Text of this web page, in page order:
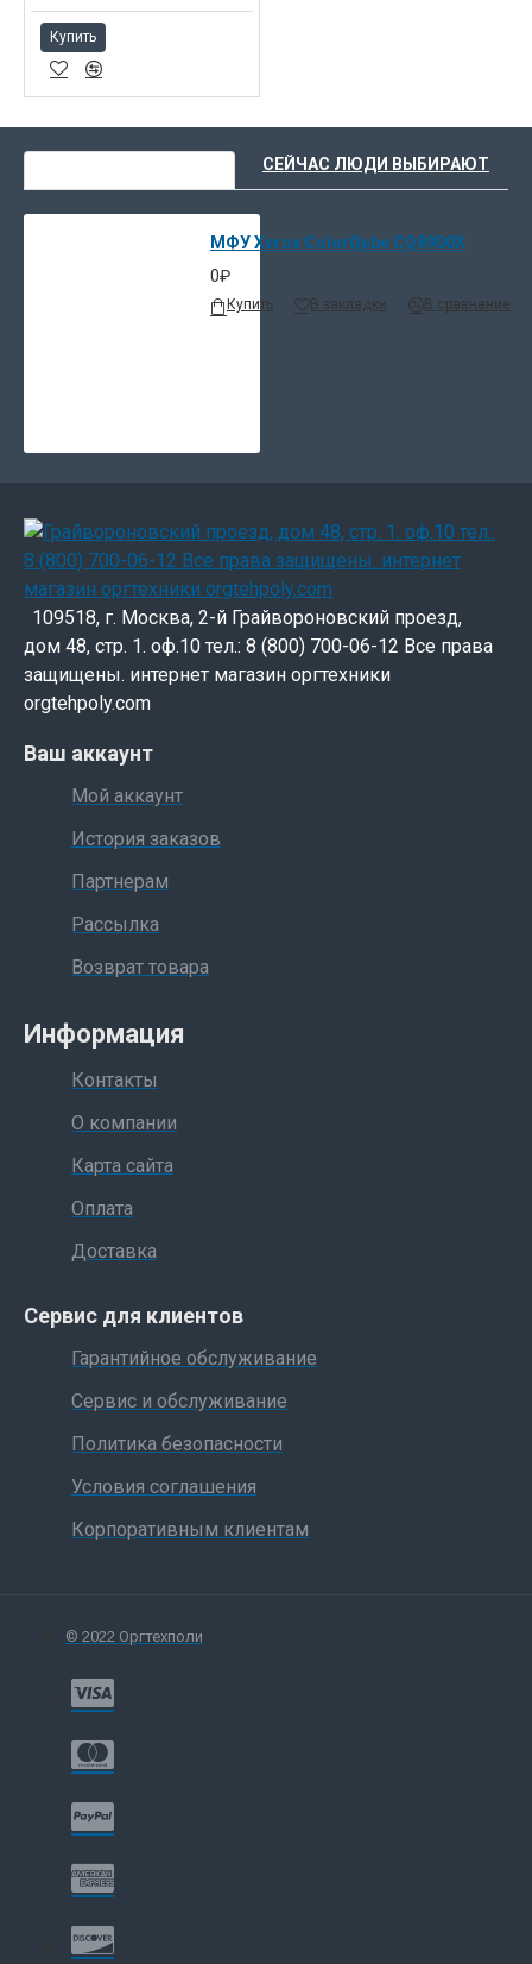
Купить
СЕЙЧАС ЛЮДИ ВЫБИРАЮТ
МФУ Xerox ColorQube CQ8900X
0₽
Купить В закладки В сравнение
109518, г. Москва, 2-й Грайвороновский проезд,
дом 48, стр. 1. оф.10 тел.: 8 (800) 700-06-12 Все права
защищены. интернет магазин оргтехники
orgtehpoly.com
Ваш аккаунт
Мой аккаунт
История заказов
Партнерам
Рассылка
Возврат товара
Информация
Контакты
О компании
Карта сайта
Оплата
Доставка
Сервис для клиентов
Гарантийное обслуживание
Сервис и обслуживание
Политика безопасности
Условия соглашения
Корпоративным клиентам
© 2022 Оргтехполи